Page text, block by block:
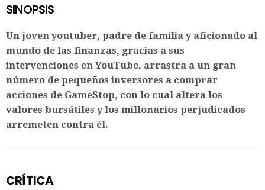
SINOPSIS
Un joven youtuber, padre de familia y aficionado al
mundo de las finanzas, gracias a sus
intervenciones en YouTube, arrastra a un gran
número de pequeños inversores a comprar
acciones de GameStop, con lo cual altera los
valores bursátiles y los millonarios perjudicados
arremeten contra él.
CRÍTICA